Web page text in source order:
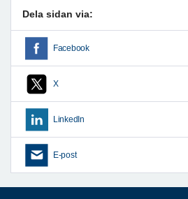
Dela sidan via:
Facebook
X
LinkedIn
E-post